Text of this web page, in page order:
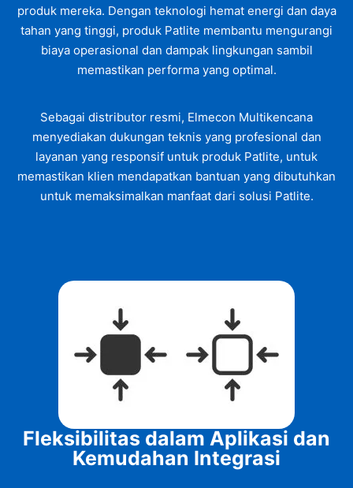
produk mereka. Dengan teknologi hemat energi dan daya
tahan yang tinggi, produk Patlite membantu mengurangi
biaya operasional dan dampak lingkungan sambil
memastikan performa yang optimal.
Sebagai distributor resmi, Elmecon Multikencana
menyediakan dukungan teknis yang profesional dan
layanan yang responsif untuk produk Patlite, untuk
memastikan klien mendapatkan bantuan yang dibutuhkan
untuk memaksimalkan manfaat dari solusi Patlite.
Fleksibilitas dalam Aplikasi dan
Kemudahan Integrasi